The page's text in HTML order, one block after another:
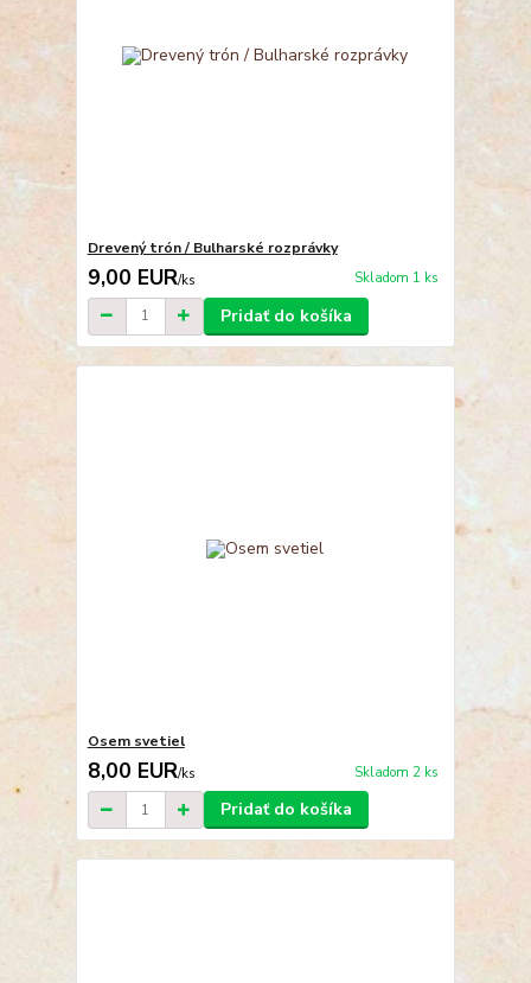
Drevený trón / Bulharské rozprávky
9,00 EUR/ks Skladom 1 ks
Pridať do košíka
Osem svetiel
8,00 EUR/ks Skladom 2 ks
Pridať do košíka